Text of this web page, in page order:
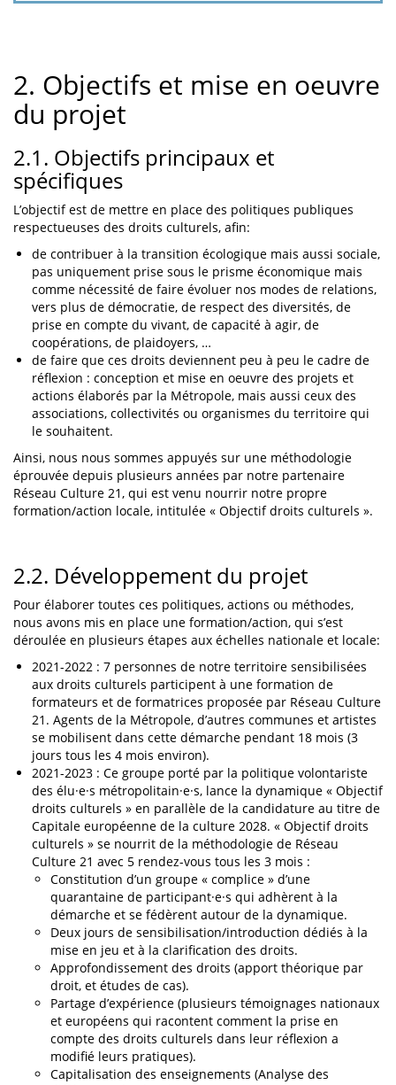
2. Objectifs et mise en oeuvre
du projet
2.1. Objectifs principaux et
spécifiques
L’objectif est de mettre en place des politiques publiques
respectueuses des droits culturels, afin:
de contribuer à la transition écologique mais aussi sociale,
pas uniquement prise sous le prisme économique mais
comme nécessité de faire évoluer nos modes de relations,
vers plus de démocratie, de respect des diversités, de
prise en compte du vivant, de capacité à agir, de
coopérations, de plaidoyers, …
de faire que ces droits deviennent peu à peu le cadre de
réflexion : conception et mise en oeuvre des projets et
actions élaborés par la Métropole, mais aussi ceux des
associations, collectivités ou organismes du territoire qui
le souhaitent.
Ainsi, nous nous sommes appuyés sur une méthodologie
éprouvée depuis plusieurs années par notre partenaire
Réseau Culture 21, qui est venu nourrir notre propre
formation/action locale, intitulée « Objectif droits culturels ».
2.2. Développement du projet
Pour élaborer toutes ces politiques, actions ou méthodes,
nous avons mis en place une formation/action, qui s’est
déroulée en plusieurs étapes aux échelles nationale et locale:
2021-2022 : 7 personnes de notre territoire sensibilisées
aux droits culturels participent à une formation de
formateurs et de formatrices proposée par Réseau Culture
21. Agents de la Métropole, d’autres communes et artistes
se mobilisent dans cette démarche pendant 18 mois (3
jours tous les 4 mois environ).
2021-2023 : Ce groupe porté par la politique volontariste
des élu·e·s métropolitain·e·s, lance la dynamique « Objectif
droits culturels » en parallèle de la candidature au titre de
Capitale européenne de la culture 2028. « Objectif droits
culturels » se nourrit de la méthodologie de Réseau
Culture 21 avec 5 rendez-vous tous les 3 mois :
Constitution d’un groupe « complice » d’une
quarantaine de participant·e·s qui adhèrent à la
démarche et se fédèrent autour de la dynamique.
Deux jours de sensibilisation/introduction dédiés à la
mise en jeu et à la clarification des droits.
Approfondissement des droits (apport théorique par
droit, et études de cas).
Partage d’expérience (plusieurs témoignages nationaux
et européens qui racontent comment la prise en
compte des droits culturels dans leur réflexion a
modifié leurs pratiques).
Capitalisation des enseignements (Analyse des